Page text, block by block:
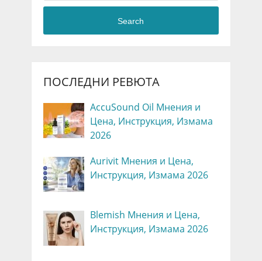
Search
ПОСЛЕДНИ РЕВЮТА
AccuSound Oil Мнения и
Цена, Инструкция, Измама
2026
Aurivit Мнения и Цена,
Инструкция, Измама 2026
Blemish Мнения и Цена,
Инструкция, Измама 2026